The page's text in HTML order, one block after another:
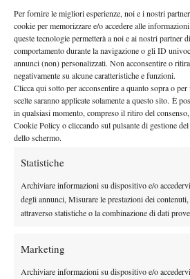
Per fornire le migliori esperienze, noi e i nostri
cookie per memorizzare e/o accedere alle
queste tecnologie permetterà a noi e ai nostri partner
comportamento durante la navigazione o gli ID
annunci (non) personalizzati. Non acconsentire o
negativamente su alcune caratteristiche e funzioni.
Clicca qui sotto per acconsentire a quanto sopra o
scelte saranno applicate solamente a questo sito. È
in qualsiasi momento, compreso il ritiro del
Cookie Policy o cliccando sul pulsante di gestione
dello schermo.
Statistiche
Archiviare informazioni su dispositivo e/o
degli annunci, Misurare le prestazioni dei
attraverso statistiche o la combinazione di dati
Marketing
Archiviare informazioni su dispositivo e/o
Minaurcon un netto 3-0 (che
lotta), cercherà di superare pure
è da sottovalutare su erba, si muove
proprio nella stagione 2026, agli
primo turno. Interpellato in conferenza
affermato: “Sarà un match molto,
diverso rispetto all’Australia“. “Le
completamente diverse e sono sicuro
delle sue potenzialità
uso di quell’esperienza in vista di